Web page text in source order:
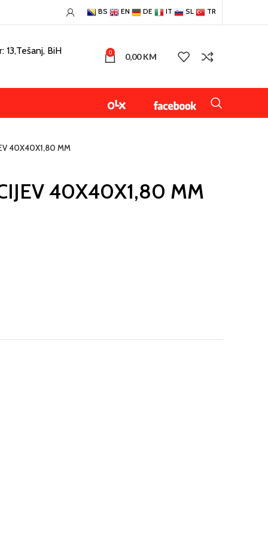
BS EN DE IT SL TR
13,Tešanj, BiH 0 0,00KM
40X40X1,80 MM
40X40X1,80 MM